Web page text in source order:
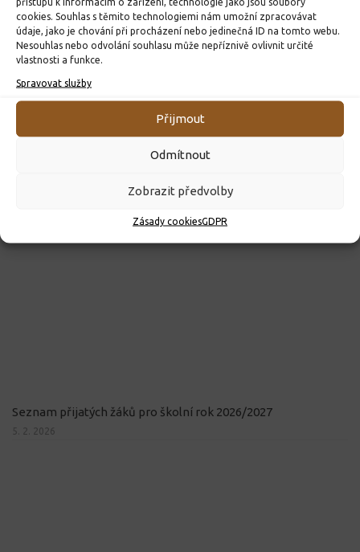
cookies. Souhlas s těmito technologiemi nám umožní zpracovávat
údaje, jako je chování při procházení nebo jedinečná ID na tomto webu.
Nesouhlas nebo odvolání souhlasu může nepříznivě ovlivnit určité
vlastnosti a funkce.
Spravovat služby
Přijmout
Odmítnout
Zobrazit předvolby
Zásady cookiesGDPR
ROZHODNUTÍ O PŘIJETÍ K PŘEDŠKOLNÍMU VZDĚLÁVÁNÍ
PRO ROK 2026
10. 4. 2026
Seznam přijatých žáků pro školní rok 2026/2027
5. 2. 2026